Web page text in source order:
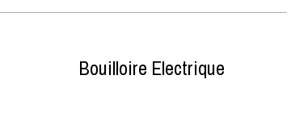
Bouilloire Electrique